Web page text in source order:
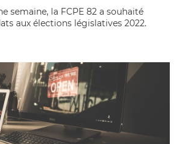
semaine, la FCPE 82 a souhaité
aux élections législatives 2022.